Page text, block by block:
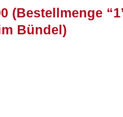
(Bestellmenge
Bündel)